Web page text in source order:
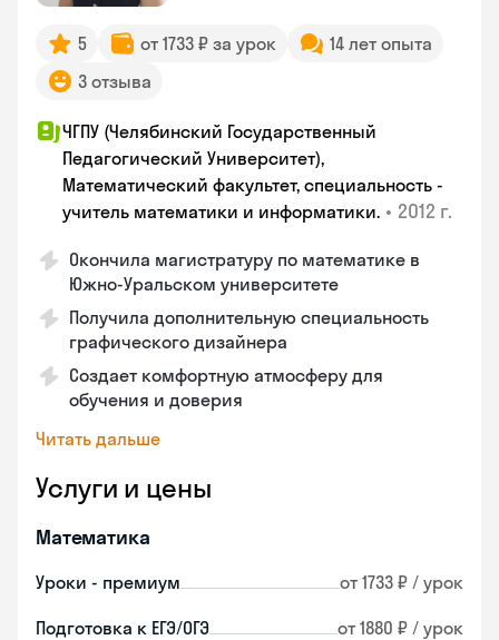
5 от 1733 ₽ за урок
14 лет опыта
3 отзыва
ЧГПУ (Челябинский Государственный
Педагогический Университет),
Математический факультет, специальность -
учитель математики и информатики. • 2012 г.
Окончила магистратуру по математике в
Южно-Уральском университете
Получила дополнительную специальность
графического дизайнера
Создает комфортную атмосферу для
обучения и доверия
Читать дальше
Услуги и цены
Математика
Уроки - премиум от 1733 ₽ / урок
Подготовка к ЕГЭ/ОГЭ от 1880 ₽ / урок